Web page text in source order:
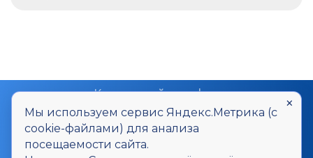
×
Мы используем сервис Яндекс.Метрика (с
cookie-файлами) для анализа
посещаемости сайта.
Контактный телефон
8-800-700-20-06
Контактный E-mail